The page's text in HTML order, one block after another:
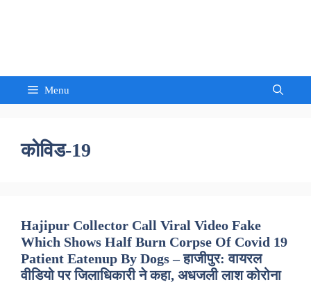
Menu
कोविड-19
Hajipur Collector Call Viral Video Fake
Which Shows Half Burn Corpse Of Covid 19
Patient Eatenup By Dogs – हाजीपुर: वायरल
वीडियो पर जिलाधिकारी ने कहा, अधजली लाश कोरोना